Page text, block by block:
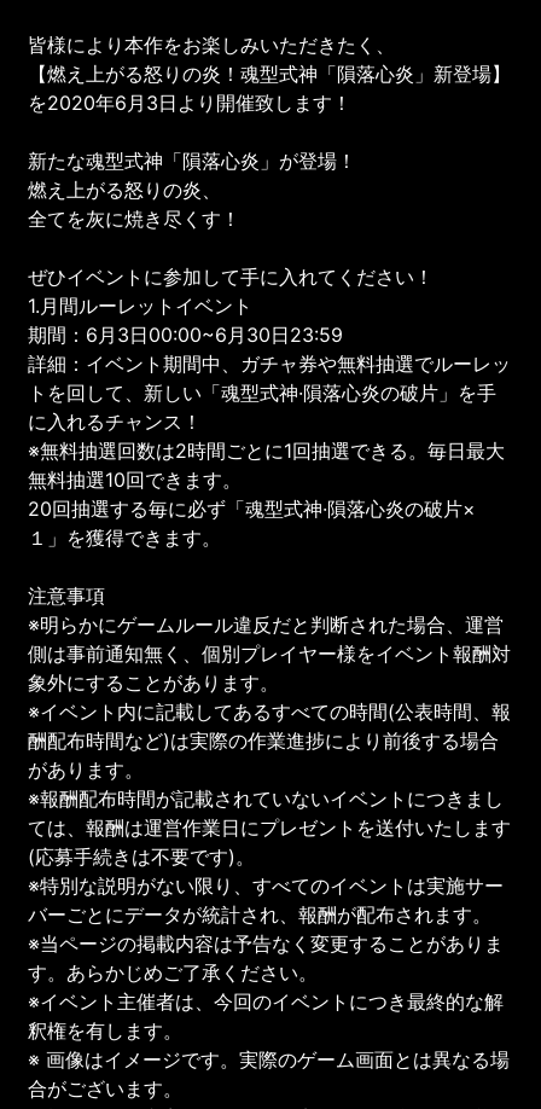
皆様により本作をお楽しみいただきたく、
【燃え上がる怒りの炎！魂型式神「隕落心炎」新登場】
を2020年6月3日より開催致します！
新たな魂型式神「隕落心炎」が登場！
燃え上がる怒りの炎、
全てを灰に焼き尽くす！
ぜひイベントに参加して手に入れてください！
1.月間ルーレットイベント
期間：6月3日00:00~6月30日23:59
詳細：イベント期間中、ガチャ券や無料抽選でルーレッ
トを回して、新しい「魂型式神·隕落心炎の破片」を手
に入れるチャンス！
※無料抽選回数は2時間ごとに1回抽選できる。毎日最大
無料抽選10回できます。
20回抽選する毎に必ず「魂型式神·隕落心炎の破片×
１」を獲得できます。
注意事項
※明らかにゲームルール違反だと判断された場合、運営
側は事前通知無く、個別プレイヤー様をイベント報酬対
象外にすることがあります。
※イベント内に記載してあるすべての時間(公表時間、報
酬配布時間など)は実際の作業進捗により前後する場合
があります。
※報酬配布時間が記載されていないイベントにつきまし
ては、報酬は運営作業日にプレゼントを送付いたします
(応募手続きは不要です)。
※特別な説明がない限り、すべてのイベントは実施サー
バーごとにデータが統計され、報酬が配布されます。
※当ページの掲載内容は予告なく変更することがありま
す。あらかじめご了承ください。
※イベント主催者は、今回のイベントにつき最終的な解
釈権を有します。
※ 画像はイメージです。実際のゲーム画面とは異なる場
合がございます。